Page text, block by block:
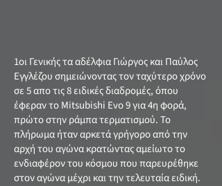
1οι Γενικής τα αδέλφια Γιώργος και Παύλος
Εγγλέζου σημειώνοντας τον ταχύτερο χρόνο
σε 5 απο τις 8 ειδικές διαδρομές, όπου
έφεραν το Mitsubishi Evo 9 για 4η φορά,
πρώτο στην ράμπα τερματισμού. Το
πλήρωμα ήταν αρκετά γρήγορο από την
αρχή του αγώνα κρατώντας αμείωτο το
ενδιαφέρον του κόσμου που παρευρέθηκε
στον αγώνα μέχρι και την τελευταία ειδική.